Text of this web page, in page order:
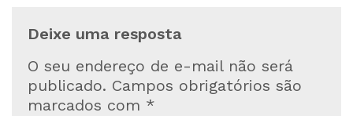
Deixe uma resposta
O seu endereço de e-mail não será
publicado. Campos obrigatórios são
marcados com *